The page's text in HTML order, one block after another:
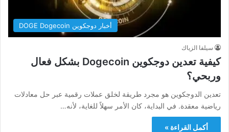
أخبار دوجكوين DOGE Dogecoin
سيلفا الزياك
كيفية تعدين دوجكوين Dogecoin بشكل فعال
وربحي؟
تعدين الدوجكوين هو مجرد طريقة لخلق عملات رقمية عبر حل معادلات
رياضية معقدة. في البداية، كان الأمر سهلاً للغاية، لأنه…
أكمل القراءة »